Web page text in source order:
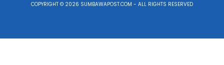
COPYRIGHT © 2026 SUMBAWAPOST.COM - ALL RIGHTS RESERVED